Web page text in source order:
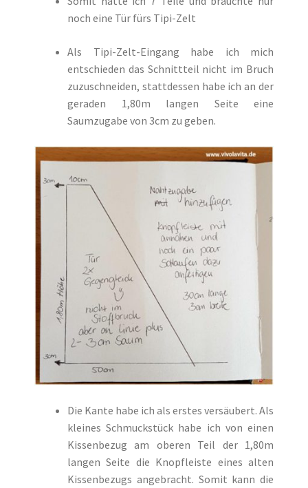
noch eine Tür fürs Tipi-Zelt
Als Tipi-Zelt-Eingang habe ich mich
entschieden das Schnittteil nicht im Bruch
zuzuschneiden, stattdessen habe ich an der
geraden 1,80m langen Seite eine
Saumzugabe von 3cm zu geben.
Die Kante habe ich als erstes versäubert. Als
kleines Schmuckstück habe ich von einen
Kissenbezug am oberen Teil der 1,80m
langen Seite die Knopfleiste eines alten
Kissenbezugs angebracht. Somit kann die